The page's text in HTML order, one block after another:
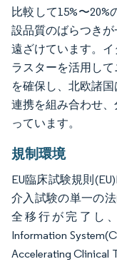
比較して15%〜
設品質のばらつき
遠ざけています。
ラスターを活用し
を確保し、北欧諸
連携を組み合わせ
っています。
規制環境
EU臨床試験規則
介入試験の単一の
全移行が完了し
Information
Accelerating Clinical